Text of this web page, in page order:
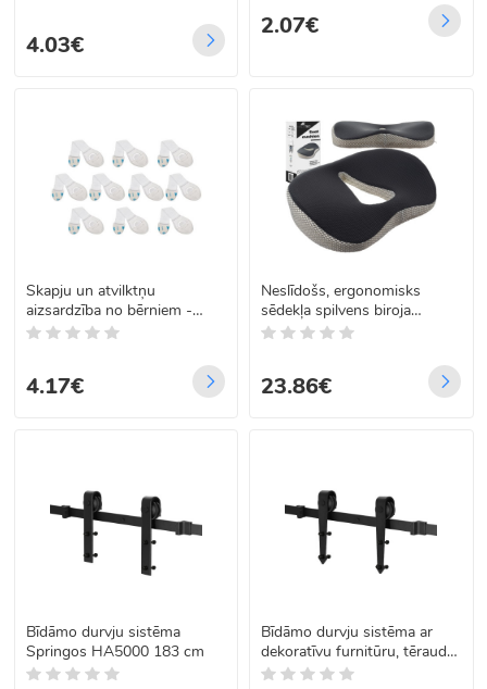
4.03€
2.07€
Skapju un atvilktņu
aizsardzība no bērniem -
slēdzene skapjiem 10gab.
4.17€
Neslīdošs, ergonomisks
sēdekļa spilvens biroja
krēslam
23.86€
Bīdāmo durvju sistēma
Springos HA5000 183 cm
Bīdāmo durvju sistēma ar
dekoratīvu furnitūru, tērauda,
matēti melna, barn door —